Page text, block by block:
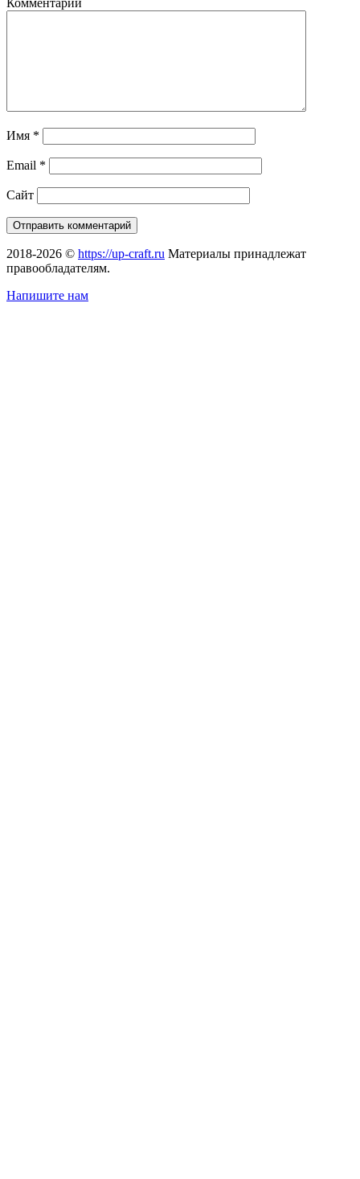
Имя *
Email *
Сайт
2018-2026 © https://up-craft.ru Материалы принадлежат
правообладателям.
Напишите нам